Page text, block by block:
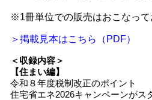
※1冊単位での販売はおこなって
＞掲載見本はこちら（PDF）
＜収録内容＞
【住まい編】
令和８年度税制改正のポイント
住宅省エネ2026キャンペーンがス